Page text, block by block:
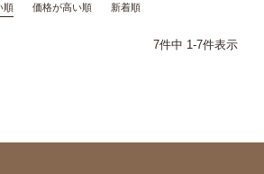
順 価格が高い順 新着順
7件中 1-7件表示